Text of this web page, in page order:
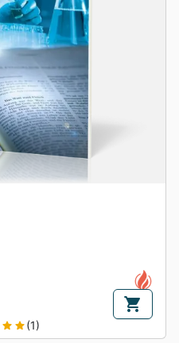
shopping_cart
star star(1)